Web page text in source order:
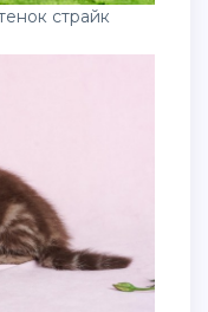
страйк